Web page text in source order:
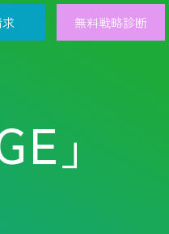
無料戦略診断
」